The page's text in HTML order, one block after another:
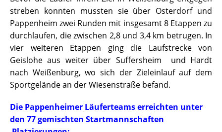
streben konnten mussten sie über Osterdorf und
Pappenheim zwei Runden mit insgesamt 8 Etappen zu
durchlaufen, die zwischen 2,8 und 3,4 km betrugen. In
vier weiteren Etappen ging die Laufstrecke von
Geislohe aus weiter über Suffersheim und Hardt
nach Weißenburg, wo sich der Zieleinlauf auf dem
Sportgelände an der Wiesenstraße befand.
Die Pappenheimer Läuferteams erreichten unter
den 77 gemischten Startmannschaften